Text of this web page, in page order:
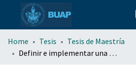
menu.section.about_menu
Home Tesis
Tesis de Maestría
Definir e implementar una lógica de control de potencia activa, entre el área de control oriental y las centrales generadoras eólicas de la región del istmo de Tehuantepec, por problemáticas de congestión de energía